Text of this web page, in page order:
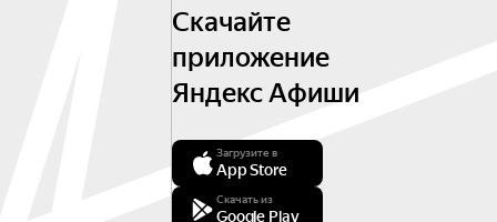
Скачайте
приложение
Яндекс Афиши
Загрузите в
App Store
Скачать из
Google Play